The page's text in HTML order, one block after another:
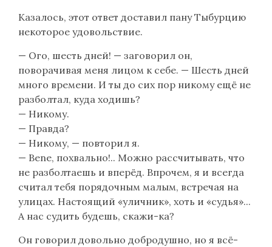
Казалось, этот ответ доставил пану Тыбурцию
некоторое удовольствие.
— Ого, шесть дней! — заговорил он,
поворачивая меня лицом к себе. — Шесть дней
много времени. И ты до сих пор никому ещё не
разболтал, куда ходишь?
— Никому.
— Правда?
— Никому, — повторил я.
— Bene, похвально!.. Можно рассчитывать, что
не разболтаешь и вперёд. Впрочем, я и всегда
считал тебя порядочным малым, встречая на
улицах. Настоящий «уличник», хоть и «судья»...
А нас судить будешь, скажи-ка?
Он говорил довольно добродушно, но я всё-